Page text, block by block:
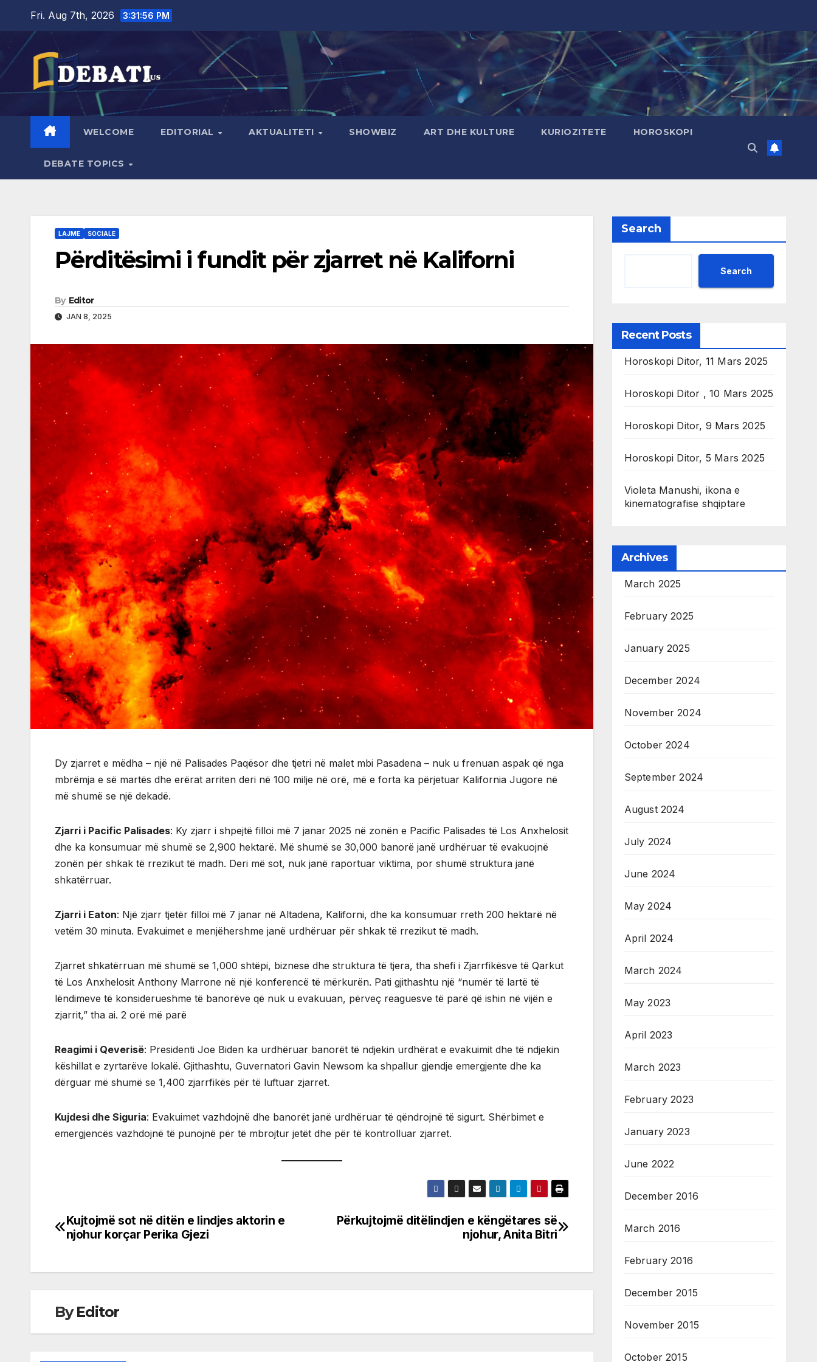
content
Fri. Aug 7th, 2026 3:31:57 PM
WELCOME EDITORIAL AKTUALITETI SHOWBIZ ART DHE KULTURE KURIOZITETE HOROSKOPI
DEBATE TOPICS
LAJME SOCIALE
Përditësimi i fundit për zjarret në Kaliforni
By Editor
JAN 8, 2025
Dy zjarret e mëdha – një në Palisades Paqësor dhe tjetri në malet mbi Pasadena – nuk u frenuan aspak që nga
mbrëmja e së martës dhe erërat arriten deri në 100 milje në orë, më e forta ka përjetuar Kalifornia Jugore në
më shumë se një dekadë.
Zjarri i Pacific Palisades: Ky zjarr i shpejtë filloi më 7 janar 2025 në zonën e Pacific Palisades të Los Anxhelosit
dhe ka konsumuar më shumë se 2,900 hektarë. Më shumë se 30,000 banorë janë urdhëruar të evakuojnë
zonën për shkak të rrezikut të madh. Deri më sot, nuk janë raportuar viktima, por shumë struktura janë
shkatërruar.
Zjarri i Eaton: Një zjarr tjetër filloi më 7 janar në Altadena, Kaliforni, dhe ka konsumuar rreth 200 hektarë në
vetëm 30 minuta. Evakuimet e menjëhershme janë urdhëruar për shkak të rrezikut të madh.
Zjarret shkatërruan më shumë se 1,000 shtëpi, biznese dhe struktura të tjera, tha shefi i Zjarrfikësve të Qarkut
të Los Anxhelosit Anthony Marrone në një konferencë të mërkurën. Pati gjithashtu një “numër të lartë të
lëndimeve të konsiderueshme të banorëve që nuk u evakuuan, përveç reaguesve të parë që ishin në vijën e
zjarrit,” tha ai. 2 orë më parë
Reagimi i Qeverisë: Presidenti Joe Biden ka urdhëruar banorët të ndjekin urdhërat e evakuimit dhe të ndjekin
këshillat e zyrtarëve lokalë. Gjithashtu, Guvernatori Gavin Newsom ka shpallur gjendje emergjente dhe ka
dërguar më shumë se 1,400 zjarrfikës për të luftuar zjarret.
Kujdesi dhe Siguria: Evakuimet vazhdojnë dhe banorët janë urdhëruar të qëndrojnë të sigurt. Shërbimet e
emergjencës vazhdojnë të punojnë për të mbrojtur jetët dhe për të kontrolluar zjarret.
Post
Përkujtojmë ditëlindjen e këngëtares së
njohur, Anita Bitri
Kujtojmë sot në ditën e lindjes aktorin e
njohur korçar Perika Gjezi
ByEditor
Search
Search
Recent Posts
Horoskopi Ditor, 11 Mars 2025
Horoskopi Ditor , 10 Mars 2025
Horoskopi Ditor, 9 Mars 2025
Horoskopi Ditor, 5 Mars 2025
Violeta Manushi, ikona e
kinematografise shqiptare
Archives
March 2025
February 2025
January 2025
December 2024
November 2024
October 2024
September 2024
August 2024
July 2024
June 2024
May 2024
April 2024
March 2024
May 2023
April 2023
March 2023
February 2023
January 2023
June 2022
December 2016
March 2016
February 2016
December 2015
November 2015
October 2015